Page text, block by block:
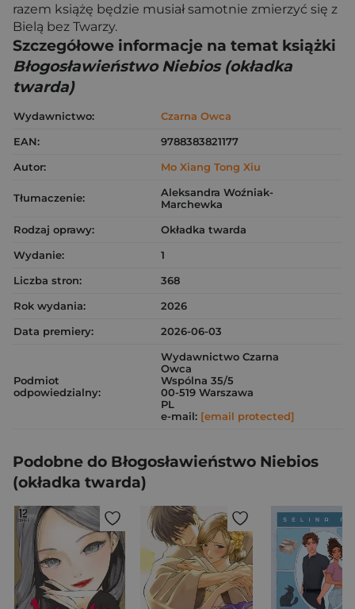
razem książę będzie musiał samotnie zmierzyć się z
Bielą bez Twarzy.
Szczegółowe informacje na temat książki
Błogosławieństwo Niebios (okładka
twarda)
Wydawnictwo:
Czarna Owca
EAN:
9788383821177
Autor:
Mo Xiang Tong Xiu
Tłumaczenie:
Aleksandra Woźniak-
Marchewka
Rodzaj oprawy:
Okładka twarda
Wydanie:
1
Liczba stron:
368
Rok wydania:
2026
Data premiery:
2026-06-03
Podmiot
odpowiedzialny:
Wydawnictwo Czarna
Owca
Wspólna 35/5
00-519 Warszawa
PL
e-mail: [email protected]
Podobne do Błogosławieństwo Niebios
(okładka twarda)